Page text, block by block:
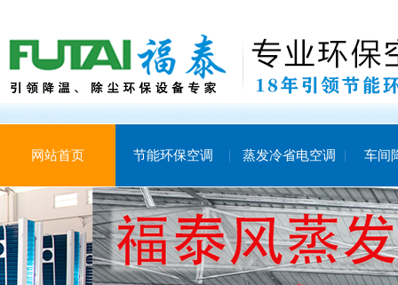
网站首页 节能环保空调 蒸发冷省电空调 车间